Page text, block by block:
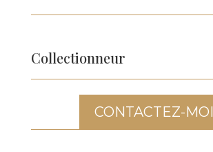
Collectionneur
CONTACTEZ-MOI